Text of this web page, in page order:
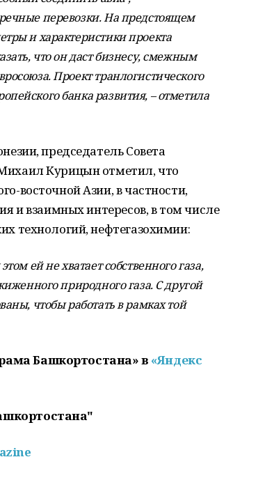
перевозки. На предстоящем
и характеристики проекта
что он даст бизнесу, смежным
Проект транлогистического
банка развития, – отметила
председатель Совета
Курицын отметил, что
восточной Азии, в частности,
и взаимных интересов, в том числе
технологий, нефтегазохимии:
ей не хватает собственного газа,
природного газа. С другой
чтобы работать в рамках той
Башкортостана» в «Яндекс